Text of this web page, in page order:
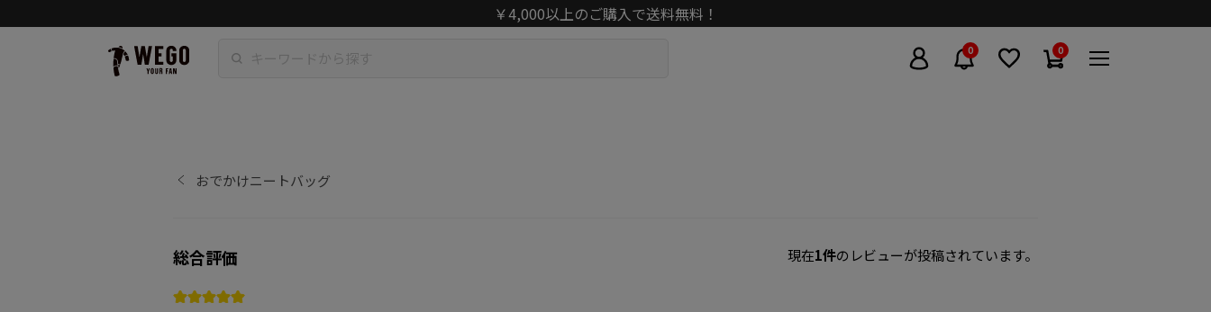
￥4,000以上のご購入で送料無料！
0 0
おでかけニートバッグ
総合評価 現在1件のレビューが投稿されています。